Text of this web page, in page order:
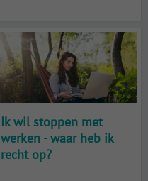
Ik wil stoppen met
werken - waar heb ik
recht op?